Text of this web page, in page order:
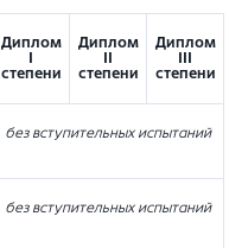
Диплом
степени
Диплом
степени
Диплом
степени
без вступительных испытаний
без вступительных испытаний